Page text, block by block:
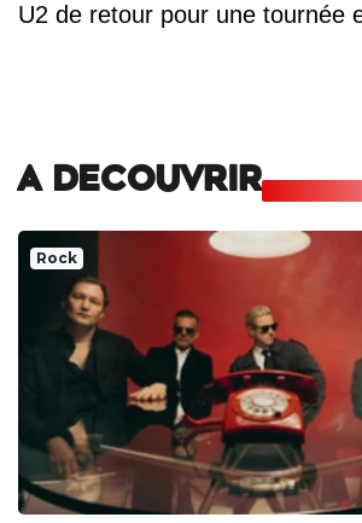
U2 de retour pour une tournée
A DECOUVRIR
Rock